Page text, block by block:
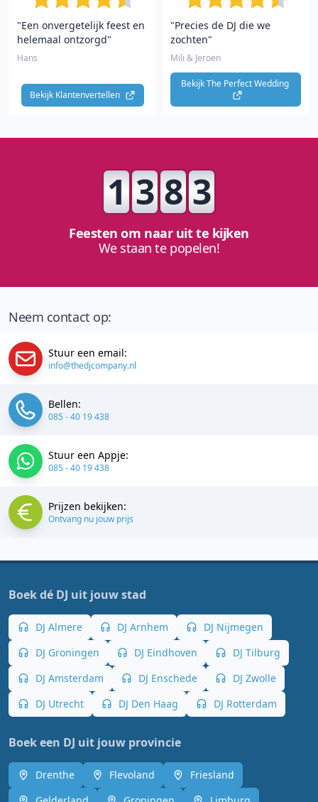
"Een onvergetelijk feest en
helemaal ontzorgd"
Hans
Bekijk Klantenvertellen
"Precies de DJ die we
zochten"
Mili & Jeroen
Bekijk The Perfect Wedding
1 3 8 3
Feesten om naar uit te kijken
We staan te popelen!
Neem contact op:
Stuur een email:
info@thedjcompany.nl
Bellen:
085 - 40 19 438
Stuur een Appje:
085 - 40 19 438
Prijzen bekijken:
Ontvang nu jouw prijs
Boek dé DJ uit jouw stad
DJ Almere DJ Arnhem
DJ Nijmegen
DJ Groningen
DJ Eindhoven
DJ Tilburg
DJ Amsterdam
DJ Enschede
DJ Zwolle
DJ Utrecht
DJ Den Haag DJ Rotterdam
Boek een DJ uit jouw provincie
Drenthe Flevoland
Friesland